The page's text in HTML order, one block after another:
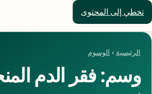
تخطي إلى المحتوى
حلول العالم
الرئيسية › الوسوم
وسم: فقر الدم